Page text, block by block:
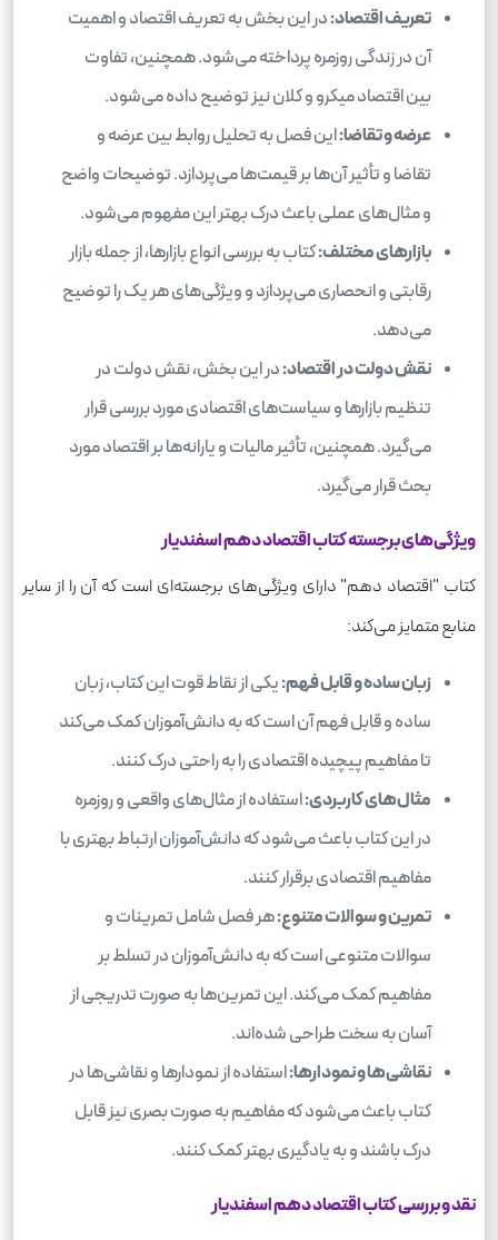
تعریف اقتصاد:در این بخش به تعریف اقتصاد و اهمیت
آن در زندگی روزمره پرداخته می‌شود. همچنین، تفاوت
بین اقتصاد میکرو و کلان نیز توضیح داده می‌شود.
عرضه و تقاضا:این فصل به تحلیل روابط بین عرضه و
تقاضا و تأثیر آن‌ها بر قیمت‌ها می‌پردازد. توضیحات واضح
و مثال‌های عملی باعث درک بهتر این مفهوم می‌شود.
بازارهای مختلف:کتاب به بررسی انواع بازارها، از جمله بازار
رقابتی و انحصاری می‌پردازد و ویژگی‌های هر یک را توضیح
می‌دهد.
نقش دولت در اقتصاد:در این بخش، نقش دولت در
تنظیم بازارها و سیاست‌های اقتصادی مورد بررسی قرار
می‌گیرد. همچنین، تأثیر مالیات و یارانه‌ها بر اقتصاد مورد
بحث قرار می‌گیرد.
ویژگی‌های برجسته کتاب اقتصاد دهم اسفندیار
کتاب "اقتصاد دهم" دارای ویژگی‌های برجسته‌ای است که آن را از سایر
منابع متمایز می‌کند:
زبان ساده و قابل فهم:یکی از نقاط قوت این کتاب، زبان
ساده و قابل فهم آن است که به دانش‌آموزان کمک می‌کند
تا مفاهیم پیچیده اقتصادی را به راحتی درک کنند.
مثال‌های کاربردی:استفاده از مثال‌های واقعی و روزمره
در این کتاب باعث می‌شود که دانش‌آموزان ارتباط بهتری با
مفاهیم اقتصادی برقرار کنند.
تمرین و سوالات متنوع:هر فصل شامل تمرینات و
سوالات متنوعی است که به دانش‌آموزان در تسلط بر
مفاهیم کمک می‌کند. این تمرین‌ها به صورت تدریجی از
آسان به سخت طراحی شده‌اند.
نقاشی‌ها و نمودارها:استفاده از نمودارها و نقاشی‌ها در
کتاب باعث می‌شود که مفاهیم به صورت بصری نیز قابل
درک باشند و به یادگیری بهتر کمک کنند.
نقد و بررسی کتاب اقتصاد دهم اسفندیار